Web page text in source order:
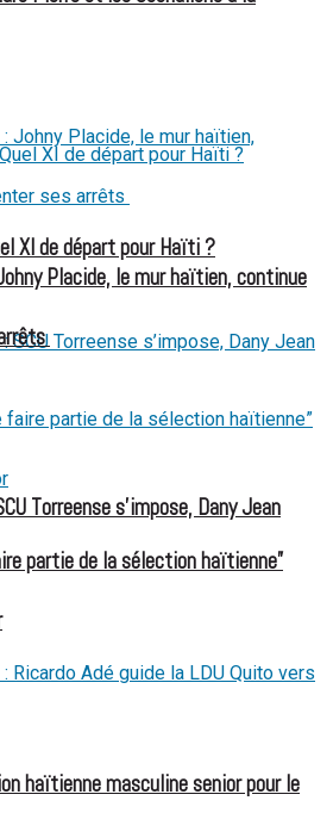
XI de départ pour Haïti ?
Torreense s’impose, Dany Jean
Placide, le mur haïtien, continue
partie de la sélection haïtienne”
haïtienne masculine senior pour le